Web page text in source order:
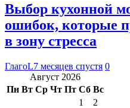
Выбор кухонной
ошибок, которые
в зону стресса
ГлагоL7 месяцев спустя 0
Август 2026
Пн Вт Ср Чт Пт Сб Вс
1
2